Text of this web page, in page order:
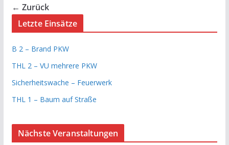
← Zurück
Letzte Einsätze
B 2 – Brand PKW
THL 2 – VU mehrere PKW
Sicherheitswache – Feuerwerk
THL 1 – Baum auf Straße
Nächste Veranstaltungen